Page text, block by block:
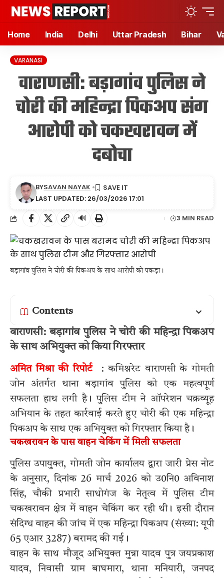
Home India Delhi Uttar Pradesh Bihar
VARANASI
वाराणसी: बड़ागांव पुलिस ने
चोरी की महिन्द्रा पिकअप संग
आरोपी को चकखरावन में
दबोचा
LAST UPDATED: 26/03/2026 17:01
BYSAVAN NAYAK
🔊 3 MIN READ
बड़ागांव पुलिस ने चोरी की पिकअप के साथ आरोपी को पकड़ा।
Contents
वाराणसी: बड़ागांव पुलिस ने चोरी की महिन्द्रा पिकअप
के साथ अभियुक्त को किया गिरफ्तार
अमित मिश्रा की रिपोर्ट: कमिश्नरेट वाराणसी के गोमती
जोन अंतर्गत थाना बड़ागांव पुलिस को एक महत्वपूर्ण
सफलता हाथ लगी है। पुलिस टीम ने ऑपरेशन चक्रव्यूह
अभियान के तहत कार्रवाई करते हुए चोरी की एक महिन्द्रा
पिकअप के साथ एक अभियुक्त को गिरफ्तार किया है।
चकखरावन के पास वाहन चेकिंग में मिली सफलता
पुलिस उपायुक्त, गोमती जोन कार्यालय द्वारा जारी प्रेस नोट
के अनुसार, दिनांक 26 मार्च 2026 को उ0नि0 अविनाश
सिंह, चौकी प्रभारी साधोगंज के नेतृत्व में पुलिस टीम
चकखरावन क्षेत्र में वाहन चेकिंग कर रही थी। इसी दौरान
संदिग्ध वाहन की जांच में एक महिन्द्रा पिकअप (संख्या: यूपी
65 एआर 3287) बरामद की गई।
वाहन के साथ मौजूद अभियुक्त मुन्ना यादव पुत्र जयप्रकाश
यादव, निवासी ग्राम बाघमारा, थाना मनियारी, जनपद